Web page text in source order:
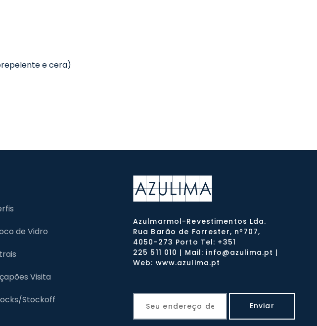
e cera)
de Vidro
Visita
Stockoff
Azulmarmol-Revestimentos Lda.
Rua Barão de Forrester, nº707,
4050-273 Porto Tel: +351
225 511 010 | Mail: info@azulima.pt |
Web: www.azulima.pt